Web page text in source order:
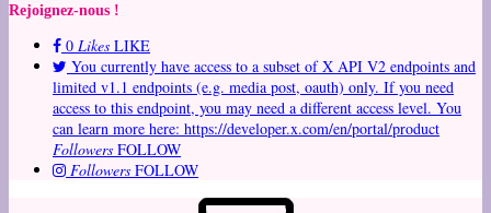
Rejoignez-nous !
0 Likes LIKE
You currently have access to a subset of X API V2 endpoints and
limited v1.1 endpoints (e.g. media post, oauth) only. If you need
access to this endpoint, you may need a different access level. You
can learn more here: https://developer.x.com/en/portal/product
Followers FOLLOW
Followers FOLLOW